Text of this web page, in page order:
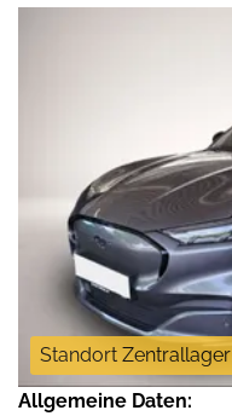
Standort Zentrallager
Allgemeine Daten: